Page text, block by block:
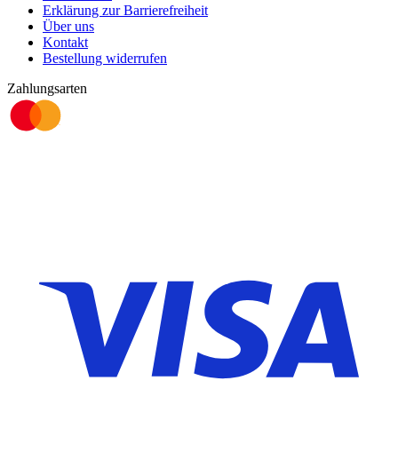
Erklärung zur Barrierefreiheit
Über uns
Kontakt
Bestellung widerrufen
Zahlungsarten